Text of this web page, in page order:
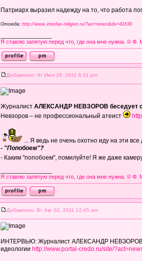
Патриарх выразил надежду на то, что работа
Отсюда: http://www.interfax-religion.ru/?act=news&div=41630
Я ставлю запятую перед что, где она мне нужна. © Ф.
Добавлено: Чт Июл 28, 2011 6:31 pm
Журналист АЛЕКСАНДР НЕВЗОРОВ беседует
Невзоров – не профессиональный атеист
... Я ведь не очень охотно иду на эти
- "Попобоем"?
- Каким "попобоем", помилуйте! Я же даже
Я ставлю запятую перед что, где она мне нужна. © Ф.
Добавлено: Вт Авг 02, 2011 12:45 am
ИНТЕРВЬЮ: Журналист АЛЕКСАНДР НЕВЗОРОВ
идеологии http://www.portal-credo.ru/site/